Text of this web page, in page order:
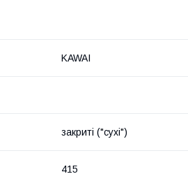
KAWAI
закриті ("сухі")
415